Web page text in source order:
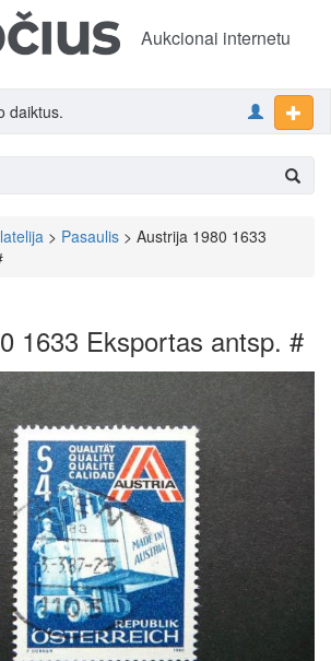
Aukcionai internetu
daiktus.
> Pasaulis > Austrija 1980 1633
1633 Eksportas antsp. #